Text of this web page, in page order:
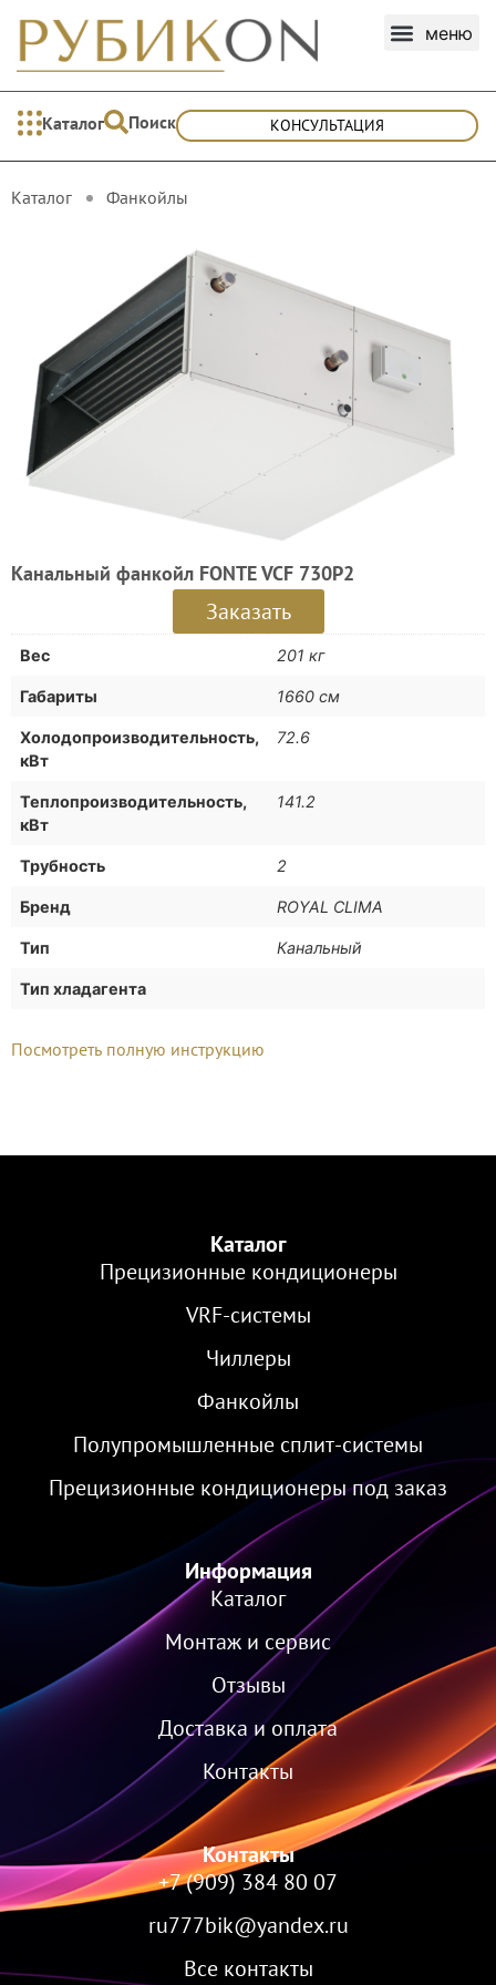
Каталог Поиск КОНСУЛЬТАЦИЯ
Каталог Фанкойлы
Канальный фанкойл FONTE VCF 730P2
Заказать
Вес 201 кг
Габариты 1660 см
Холодопроизводительность,
кВт
72.6
Теплопроизводительность,
кВт
141.2
Трубность 2
Бренд ROYAL CLIMA
Тип Канальный
Тип хладагента
Посмотреть полную инструкцию
Каталог
Прецизионные кондиционеры
VRF-cистемы
Чиллеры
Фанкойлы
Полупромышленные сплит-системы
Прецизионные кондиционеры под заказ
Информация
Каталог
Монтаж и сервис
Отзывы
Доставка и оплата
Контакты
Контакты
+7 (909) 384 80 07
ru777bik@yandex.ru
Все контакты